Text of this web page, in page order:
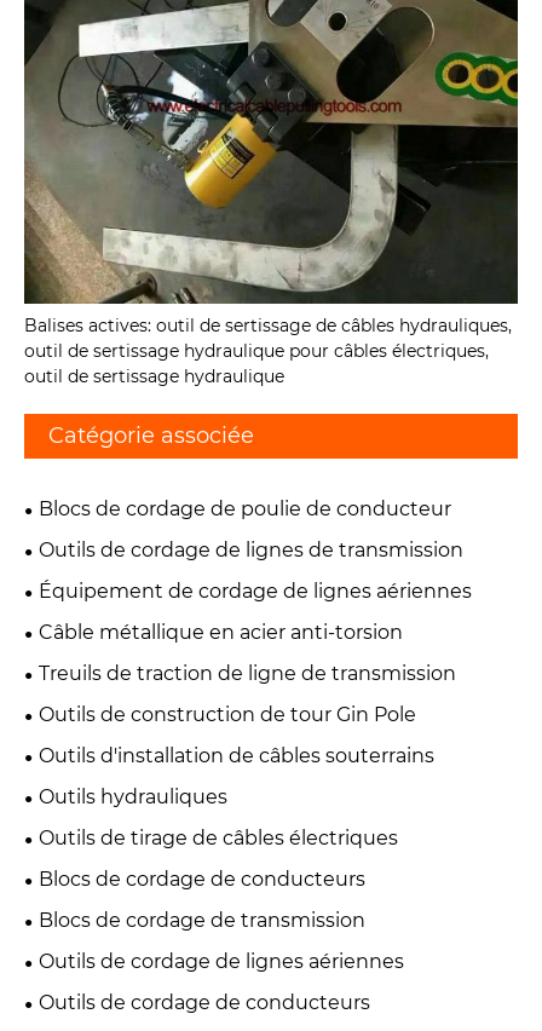
Balises actives: outil de sertissage de câbles hydrauliques,
outil de sertissage hydraulique pour câbles électriques,
outil de sertissage hydraulique
Catégorie associée
Blocs de cordage de poulie de conducteur
Outils de cordage de lignes de transmission
Équipement de cordage de lignes aériennes
Câble métallique en acier anti-torsion
Treuils de traction de ligne de transmission
Outils de construction de tour Gin Pole
Outils d'installation de câbles souterrains
Outils hydrauliques
Outils de tirage de câbles électriques
Blocs de cordage de conducteurs
Blocs de cordage de transmission
Outils de cordage de lignes aériennes
Outils de cordage de conducteurs